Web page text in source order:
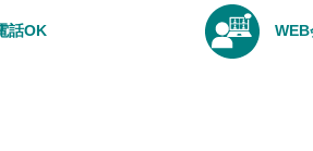
話OK